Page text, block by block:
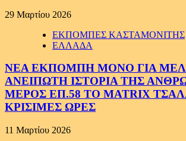
29 Μαρτίου 2026
ΕΚΠΟΜΠΕΣ ΚΑΣΤΑΜΟΝΙΤΗΣ
ΕΛΛΑΔΑ
ΝΕΑ ΕΚΠΟΜΠΗ ΜΟΝΟ ΓΙΑ
ΑΝΕΙΠΩΤΗ ΙΣΤΟΡΙΑ ΤΗΣ
ΜΕΡΟΣ ΕΠ.58 ΤΟ MATRIX
ΚΡΙΣΙΜΕΣ ΩΡΕΣ
11 Μαρτίου 2026